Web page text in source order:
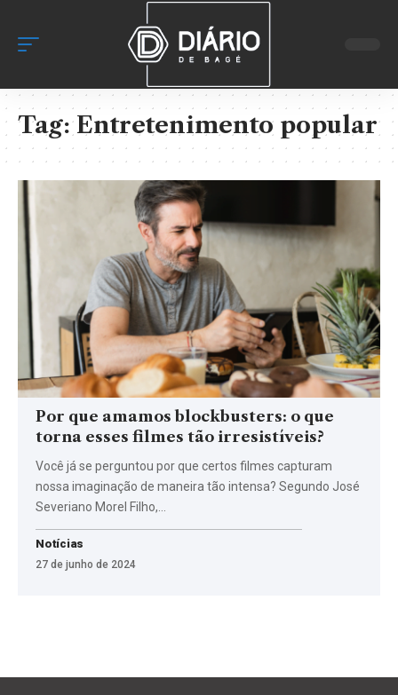
Tag:Entretenimento popular
Por que amamos blockbusters: o que
torna esses filmes tão irresistíveis?
Você já se perguntou por que certos filmes capturam
nossa imaginação de maneira tão intensa? Segundo José
Severiano Morel Filho,…
Notícias
27 de junho de 2024